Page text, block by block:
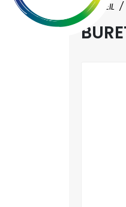
ACCUEIL